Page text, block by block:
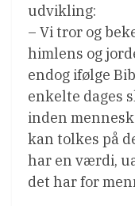
udvikling:
– Vi tror og
himlens og
endog ifølge
enkelte dages
inden
kan tolkes på
har en værdi,
det har for